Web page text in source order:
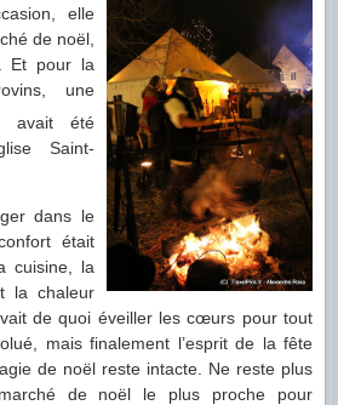
elle
de noël,
Et pour la
une
avait été
Saint-
dans le
était
cuisine, la
la chaleur
de quoi éveiller les cœurs pour tout
mais finalement l’esprit de la fête
de noël reste intacte. Ne reste plus
marché de noël le plus proche pour